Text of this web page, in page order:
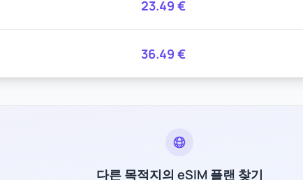
23.49 €
36.49 €
다른 목적지의 eSIM 플랜 찾기